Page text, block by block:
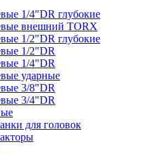
1/4"DR глубокие
внешний TORX
1/2"DR глубокие
1/2"DR
1/4"DR
ударные
3/8"DR
3/4"DR
для головок